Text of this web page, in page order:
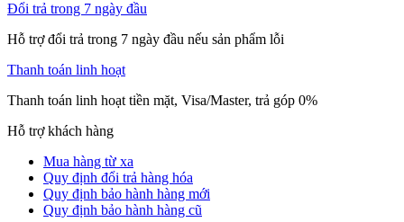
Đổi trả trong 7 ngày đầu
Hỗ trợ đổi trả trong 7 ngày đầu nếu sản phẩm lỗi
Thanh toán linh hoạt
Thanh toán linh hoạt tiền mặt, Visa/Master, trả góp 0%
Hỗ trợ khách hàng
Mua hàng từ xa
Quy định đổi trả hàng hóa
Quy định bảo hành hàng mới
Quy định bảo hành hàng cũ